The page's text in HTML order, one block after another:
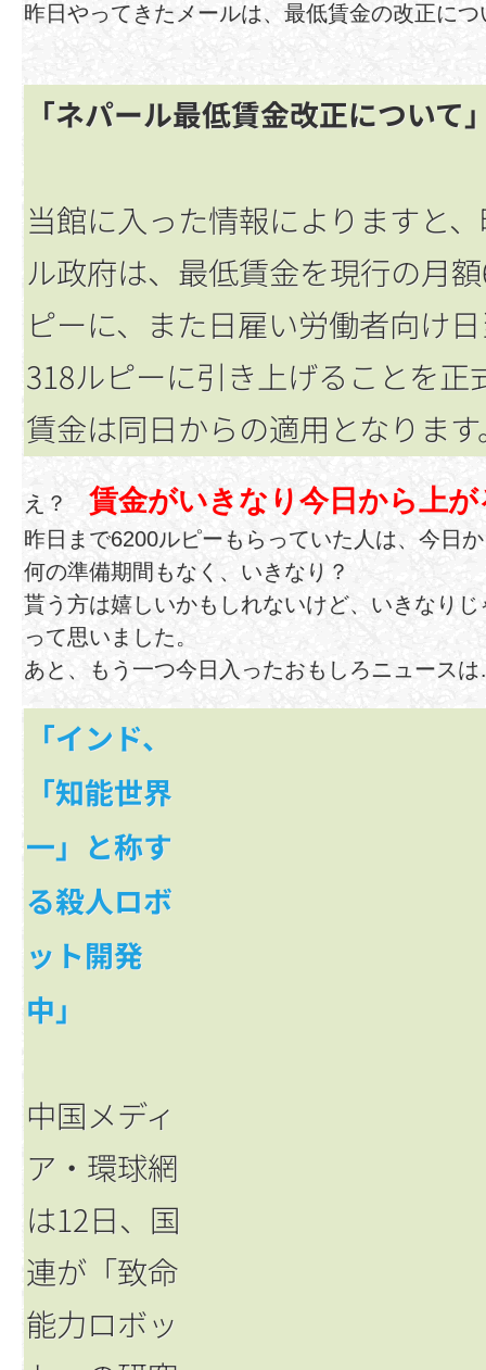
昨日やってきたメールは、最低賃金の改正に
「ネパール最低賃金改正について
当館に入った情報によりますと
ル政府は、最低賃金を現行の月
ピーに、また日雇い労働者向け
318ルピーに引き上げることを
賃金は同日からの適用となりま
え？ 賃金がいきなり今日から上が
昨日まで6200ルピーもらっていた人は、今日
何の準備期間もなく、いきなり？
貰う方は嬉しいかもしれないけど、いきなり
って思いました。
あと、もう一つ今日入ったおもしろニュース
「インド、
「知能世界
一」と称す
る殺人ロボ
ット開発
中」
中国メディ
ア・環球網
は12日、国
連が「致命
能力ロボッ